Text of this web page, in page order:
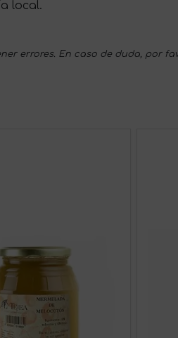
local.
errores. En caso de duda, por